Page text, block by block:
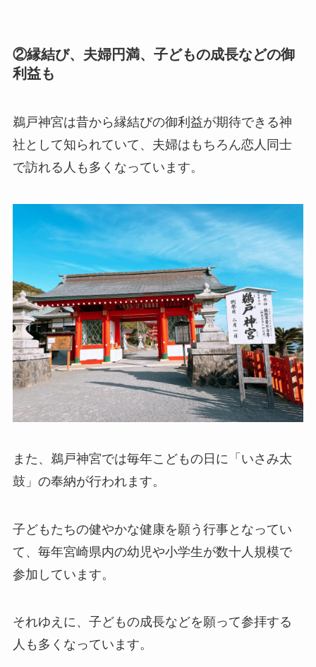
②縁結び、夫婦円満、子どもの成長などの御
利益も
鵜戸神宮は昔から縁結びの御利益が期待できる神
社として知られていて、夫婦はもちろん恋人同士
で訪れる人も多くなっています。
また、鵜戸神宮では毎年こどもの日に「いさみ太
鼓」の奉納が行われます。
子どもたちの健やかな健康を願う行事となってい
て、毎年宮崎県内の幼児や小学生が数十人規模で
参加しています。
それゆえに、子どもの成長などを願って参拝する
人も多くなっています。